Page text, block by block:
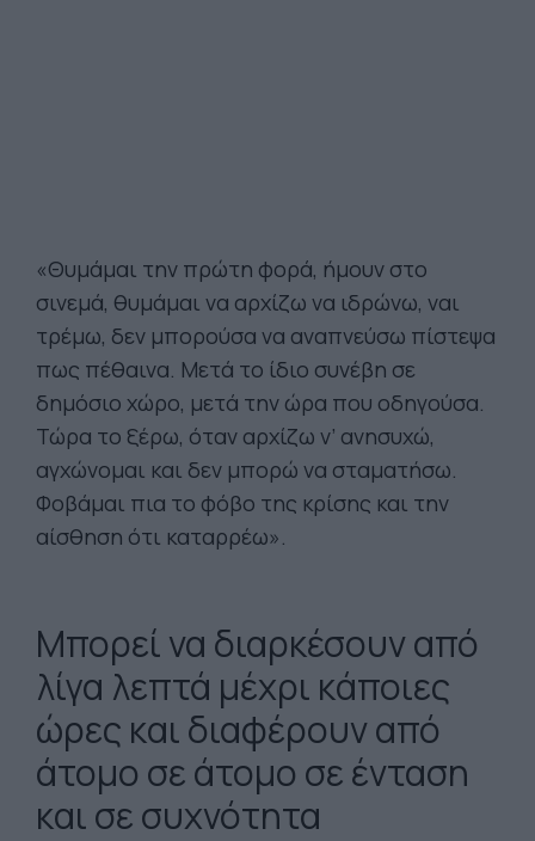
«Θυμάμαι την πρώτη φορά, ήμουν στο
σινεμά, θυμάμαι να αρχίζω να ιδρώνω, ναι
τρέμω, δεν μπορούσα να αναπνεύσω πίστεψα
πως πέθαινα. Μετά το ίδιο συνέβη σε
δημόσιο χώρο, μετά την ώρα που οδηγούσα.
Τώρα το ξέρω, όταν αρχίζω ν’ ανησυχώ,
αγχώνομαι και δεν μπορώ να σταματήσω.
Φοβάμαι πια το φόβο της κρίσης και την
αίσθηση ότι καταρρέω».
Μπορεί να διαρκέσουν από
λίγα λεπτά μέχρι κάποιες
ώρες και διαφέρουν από
άτομο σε άτομο σε ένταση
και σε συχνότητα